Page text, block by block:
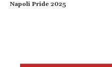
Napoli Pride 2025